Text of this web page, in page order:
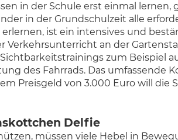
in der Schule erst einmal lernen,
in der Grundschulzeit alle
ist ein intensives und
an der
zum Beispiel
des Fahrrads. Das umfassende
Preisgeld von 3.000 Euro will die
Delfie
müssen viele Hebel in